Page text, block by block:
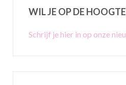
WIL JE OP DE
Schrijf je hier in op onze